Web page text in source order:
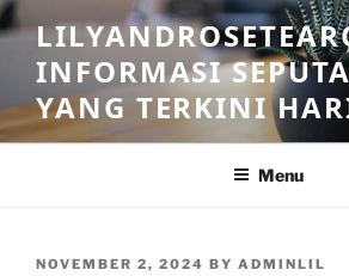
Skip
to
contentINFORMASI
YANG TERKINI
Menu
POSTED
NOVEMBER 2, 2024 BY ADMINLIL